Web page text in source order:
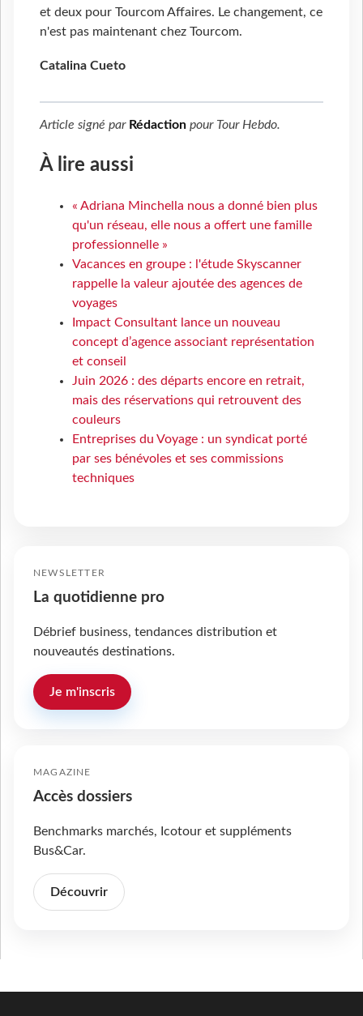
et deux pour Tourcom Affaires. Le changement, ce
n'est pas maintenant chez Tourcom.
Catalina Cueto
Article signé par Rédaction pour Tour Hebdo.
À lire aussi
« Adriana Minchella nous a donné bien plus
qu'un réseau, elle nous a offert une famille
professionnelle »
Vacances en groupe : l'étude Skyscanner
rappelle la valeur ajoutée des agences de
voyages
Impact Consultant lance un nouveau
concept d’agence associant représentation
et conseil
Juin 2026 : des départs encore en retrait,
mais des réservations qui retrouvent des
couleurs
Entreprises du Voyage : un syndicat porté
par ses bénévoles et ses commissions
techniques
NEWSLETTER
La quotidienne pro
Débrief business, tendances distribution et
nouveautés destinations.
Je m'inscris
MAGAZINE
Accès dossiers
Benchmarks marchés, Icotour et suppléments
Bus&Car.
Découvrir